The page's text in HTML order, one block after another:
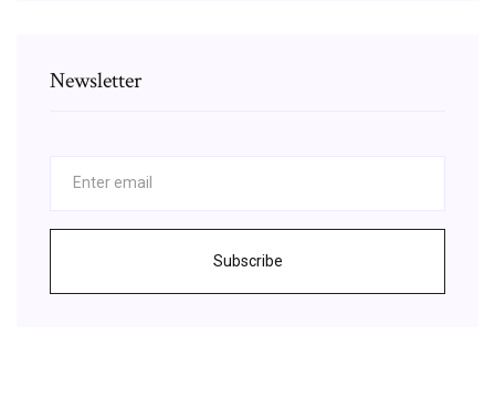
Newsletter
Subscribe